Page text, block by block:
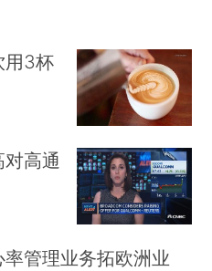
用3杯
高通
管理业务拓欧洲业